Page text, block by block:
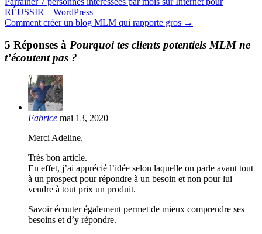
RÉUSSIR – WordPress
Comment créer un blog MLM qui rapporte gros →
5 Réponses à Pourquoi tes clients potentiels MLM ne
t’écoutent pas ?
Fabrice mai 13, 2020
Merci Adeline,
Très bon article.
En effet, j’ai apprécié l’idée selon laquelle on parle avant tout
à un prospect pour répondre à un besoin et non pour lui
vendre à tout prix un produit.
Savoir écouter également permet de mieux comprendre ses
besoins et d’y répondre.